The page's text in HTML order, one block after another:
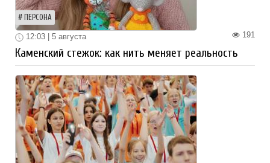
ПЕРСОНА
191
12:03 | 5 августа
Каменский стежок: как нить меняет реальность